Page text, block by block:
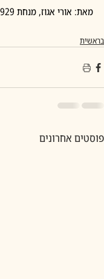
מאת: אורי אגוז, מנחת 929, גבעת שמואל, אלול תשפ"ה
בראשית
פוסטים אחרונים